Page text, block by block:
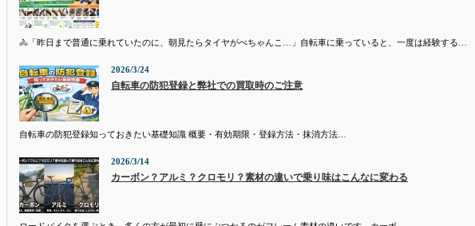
🚴「昨日まで普通に乗れていたのに、朝見たらタイヤがぺちゃんこ…」自転車に乗っていると、一度は経験する…
2026/3/24
自転車の防犯登録と弊社での買取時のご注意
自転車の防犯登録知っておきたい基礎知識 概要・有効期限・登録方法・抹消方法…
2026/3/14
カーボン？アルミ？クロモリ？素材の違いで乗り味はこんなに変わる